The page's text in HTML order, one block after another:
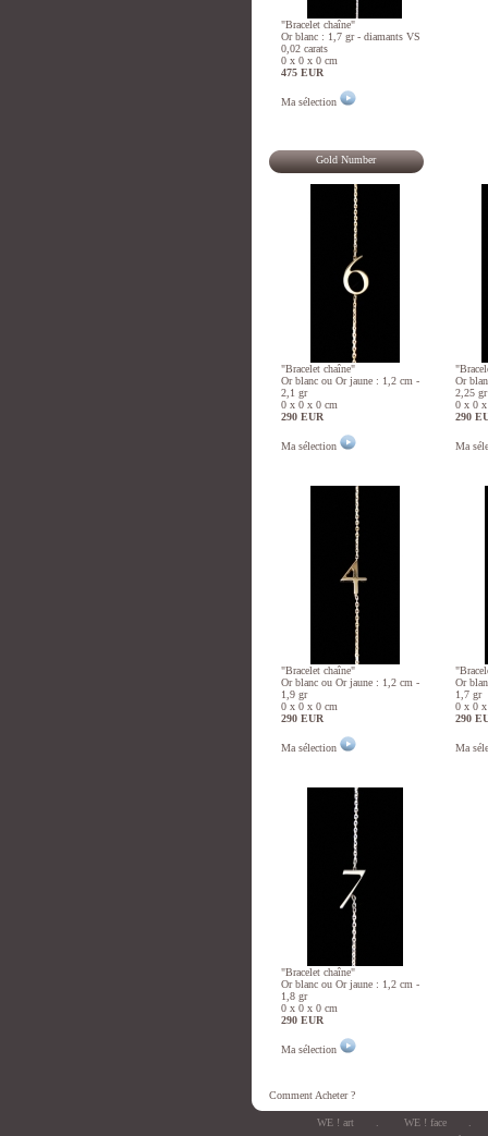
"Bracelet chaîne"
Or blanc : 1,7 gr - diamants VS
0,02 carats
0 x 0 x 0 cm
475 EUR
Ma sélection
Gold Number
"Bracelet chaîne"
Or blanc ou Or jaune : 1,2 cm -
2,1 gr
0 x 0 x 0 cm
290 EUR
Ma sélection
Or
2,25 gr
0 x 0
290
Ma
"Bracelet chaîne"
Or blanc ou Or jaune : 1,2 cm -
1,9 gr
0 x 0 x 0 cm
290 EUR
Ma sélection
Or
1,7 gr
0 x 0
290
Ma
"Bracelet chaîne"
Or blanc ou Or jaune : 1,2 cm -
1,8 gr
0 x 0 x 0 cm
290 EUR
Ma sélection
Comment Acheter ?
WE ! art WE ! face